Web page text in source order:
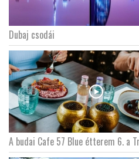
Dubaj csodái
A budai Cafe 57 Blue étterem 6. a